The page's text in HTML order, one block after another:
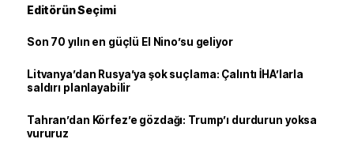
Editörün Seçimi
Son 70 yılın en güçlü El Nino’su geliyor
Litvanya’dan Rusya’ya şok suçlama: Çalıntı İHA’larla
saldırı planlayabilir
Tahran’dan Körfez’e gözdağı: Trump’ı durdurun yoksa
vururuz